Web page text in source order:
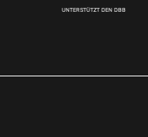
UNTERSTÜTZT DEN DBB